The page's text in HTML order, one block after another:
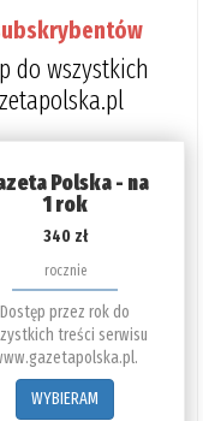
do wszystkich
Polska - na
1 rok
340 zł
rocznie
Dostęp przez rok do
treści serwisu
WYBIERAM